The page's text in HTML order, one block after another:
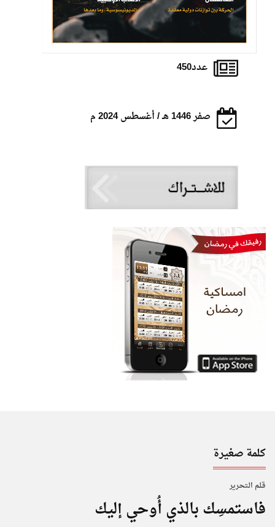
عدد450
صفر 1446 هـ / أغسطس 2024 م
كلمة صغيرة
قـلـم الـتحـرير
فاستمسِك بالذي أُوحي إليك